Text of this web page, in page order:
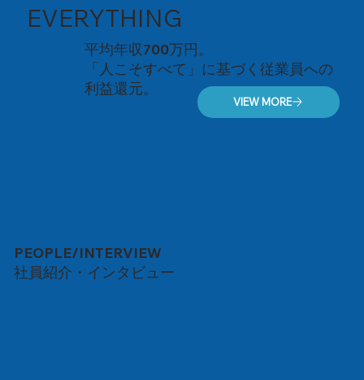
EVERYTHING
平均年収700万円。
「人こそすべて」に基づく従業員への
利益還元。
VIEW MORE
PEOPLE/INTERVIEW
社員紹介・インタビュー